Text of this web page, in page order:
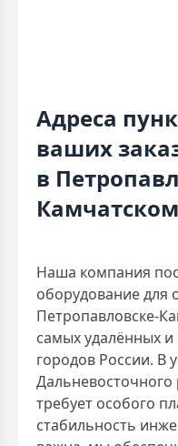
Адреса
ваших
в
Камчатском
Наша компания
оборудование для
Петропавловске-
самых удалённых
городов России. В
Дальневосточного
требует особого
стабильность